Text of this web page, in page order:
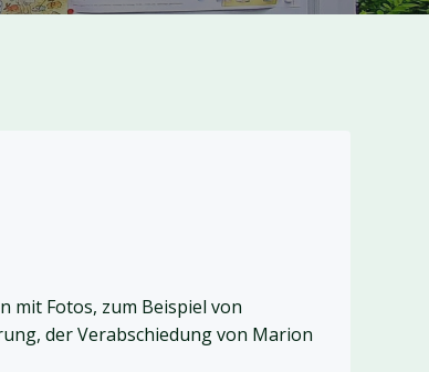
mit Fotos, zum Beispiel von
der Verabschiedung von Marion